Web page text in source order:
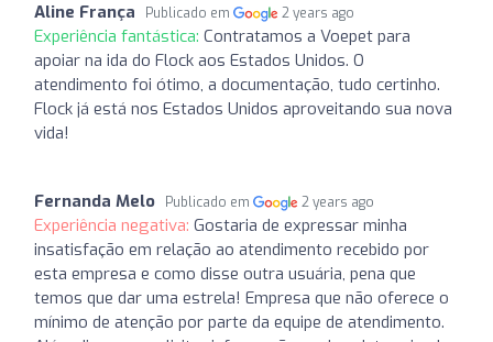
Aline França Publicado em 2 years ago
Experiência fantástica: Contratamos a Voepet para
apoiar na ida do Flock aos Estados Unidos. O
atendimento foi ótimo, a documentação, tudo certinho.
Flock já está nos Estados Unidos aproveitando sua nova
vida!
Fernanda Melo Publicado em 2 years ago
Experiência negativa: Gostaria de expressar minha
insatisfação em relação ao atendimento recebido por
esta empresa e como disse outra usuária, pena que
temos que dar uma estrela! Empresa que não oferece o
mínimo de atenção por parte da equipe de atendimento.